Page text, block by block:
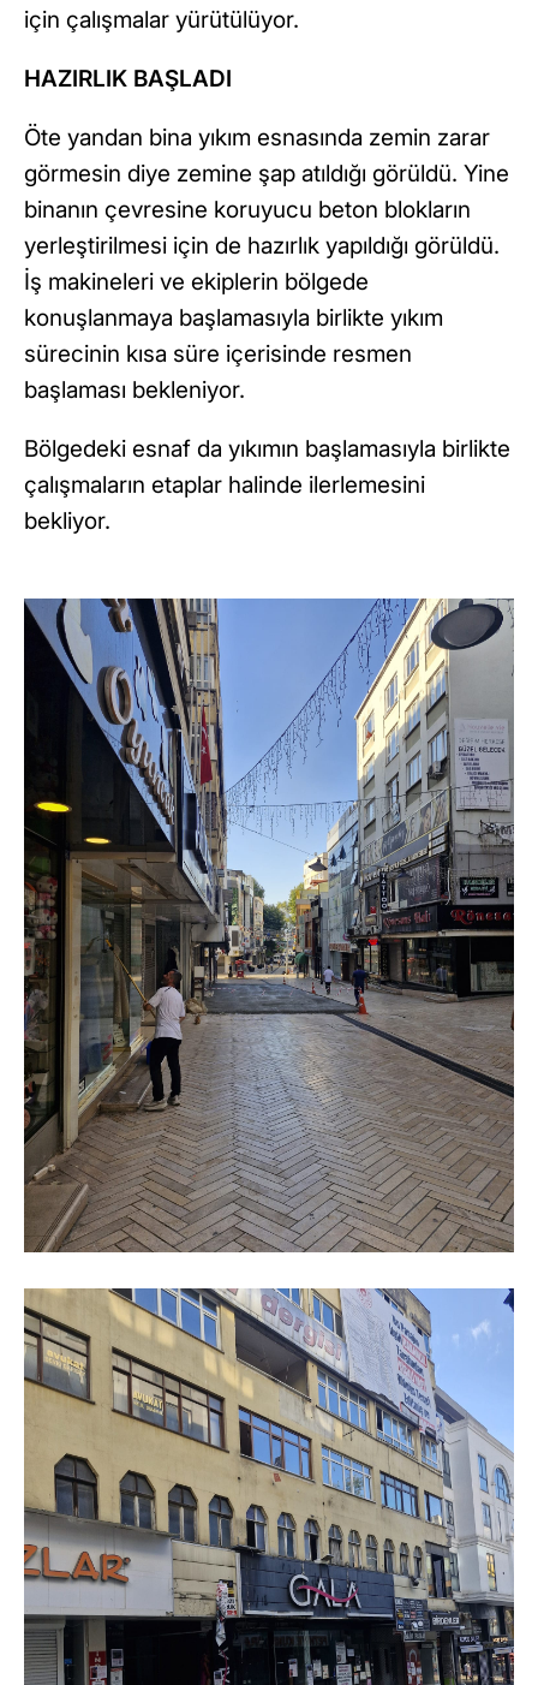
için çalışmalar yürütülüyor.
HAZIRLIK BAŞLADI
Öte yandan bina yıkım esnasında zemin zarar
görmesin diye zemine şap atıldığı görüldü. Yine
binanın çevresine koruyucu beton blokların
yerleştirilmesi için de hazırlık yapıldığı görüldü.
İş makineleri ve ekiplerin bölgede
konuşlanmaya başlamasıyla birlikte yıkım
sürecinin kısa süre içerisinde resmen
başlaması bekleniyor.
Bölgedeki esnaf da yıkımın başlamasıyla birlikte
çalışmaların etaplar halinde ilerlemesini
bekliyor.